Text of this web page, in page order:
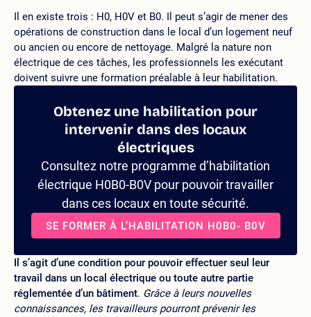
Il en existe trois : H0, H0V et B0. Il peut s’agir de mener des
opérations de construction dans le local d’un logement neuf
ou ancien ou encore de nettoyage. Malgré la nature non
électrique de ces tâches, les professionnels les exécutant
doivent suivre une formation préalable à leur habilitation.
Obtenez une habilitation pour
intervenir dans des locaux
électriques
Consultez notre programme d’habilitation
électrique H0B0-B0V pour pouvoir travailler
dans ces locaux en toute sécurité.
SE FORMER À L’HABILITATION H0B0- B0V
Il s’agit d’une condition pour pouvoir effectuer seul leur
travail dans un local électrique ou toute autre partie
réglementée d’un bâtiment. Grâce à leurs nouvelles
connaissances, les travailleurs pourront prévenir les